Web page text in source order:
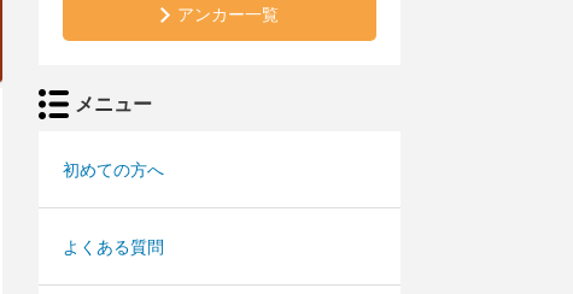
アンカー一覧
メニュー
初めての方へ
よくある質問